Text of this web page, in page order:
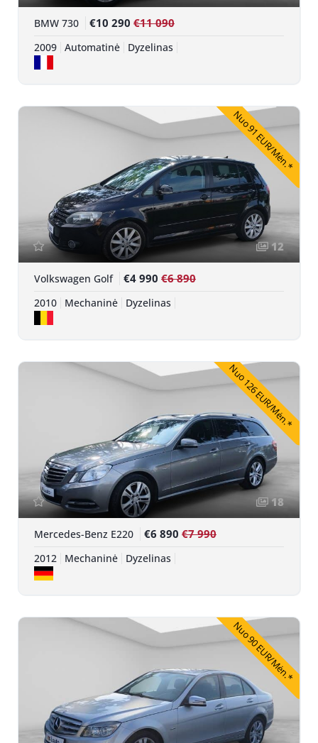
BMW 730 €10 290 €11 090
2009 Automatinė Dyzelinas
Nuo 91 EUR/Mėn.*
12
Volkswagen Golf €4 990 €6 890
2010 Mechaninė Dyzelinas
Nuo 126 EUR/Mėn.*
18
Mercedes-Benz E220 €6 890 €7 990
2012 Mechaninė Dyzelinas
Nuo 90 EUR/Mėn.*